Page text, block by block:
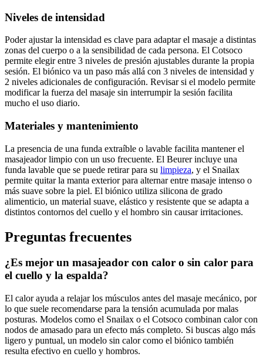
Niveles de intensidad
Poder ajustar la intensidad es clave para adaptar el masaje a distintas
zonas del cuerpo o a la sensibilidad de cada persona. El Cotsoco
permite elegir entre 3 niveles de presión ajustables durante la propia
sesión. El biónico va un paso más allá con 3 niveles de intensidad y
2 niveles adicionales de configuración. Revisar si el modelo permite
modificar la fuerza del masaje sin interrumpir la sesión facilita
mucho el uso diario.
Materiales y mantenimiento
La presencia de una funda extraíble o lavable facilita mantener el
masajeador limpio con un uso frecuente. El Beurer incluye una
funda lavable que se puede retirar para su limpieza, y el Snailax
permite quitar la manta exterior para alternar entre masaje intenso o
más suave sobre la piel. El biónico utiliza silicona de grado
alimenticio, un material suave, elástico y resistente que se adapta a
distintos contornos del cuello y el hombro sin causar irritaciones.
Preguntas frecuentes
¿Es mejor un masajeador con calor o sin calor para
el cuello y la espalda?
El calor ayuda a relajar los músculos antes del masaje mecánico, por
lo que suele recomendarse para la tensión acumulada por malas
posturas. Modelos como el Snailax o el Cotsoco combinan calor con
nodos de amasado para un efecto más completo. Si buscas algo más
ligero y puntual, un modelo sin calor como el biónico también
resulta efectivo en cuello y hombros.